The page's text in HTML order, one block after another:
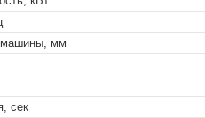
машины, мм
сек